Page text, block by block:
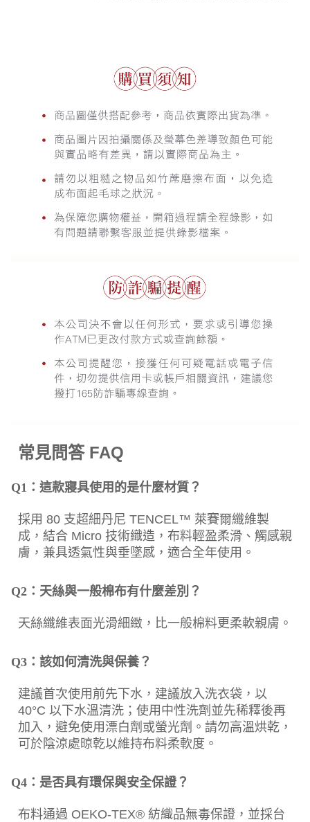
常見問答 FAQ
Q1：這款寢具使用的是什麼材質？
採用 80 支超細丹尼 TENCEL™ 萊賽爾纖維製
成，結合 Micro 技術織造，布料輕盈柔滑、觸感親
膚，兼具透氣性與垂墜感，適合全年使用。
Q2：天絲與一般棉布有什麼差別？
天絲纖維表面光滑細緻，比一般棉料更柔軟親膚。
Q3：該如何清洗與保養？
建議首次使用前先下水，建議放入洗衣袋，以
40°C 以下水溫清洗；使用中性洗劑並先稀釋後再
加入，避免使用漂白劑或螢光劑。請勿高溫烘乾，
可於陰涼處晾乾以維持布料柔軟度。
Q4：是否具有環保與安全保證？
布料通過 OEKO-TEX® 紡織品無毒保證，並採台